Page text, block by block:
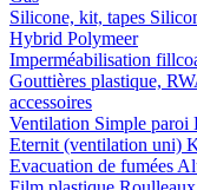
Silicone, kit, tapes
Hybrid Polymeer
Imperméabilisation
Gouttières plastique,
accessoires
Ventilation Simple paroi
Eternit (ventilation uni)
Evacuation de fumées